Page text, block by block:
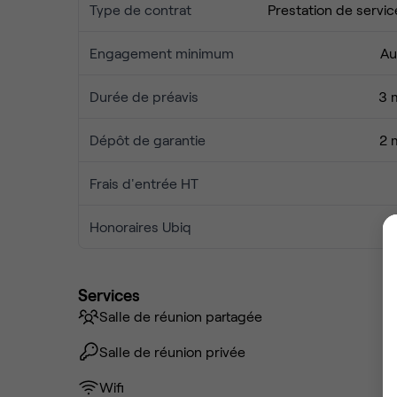
Type de contrat Prestation de
Engagement minimum
Durée de préavis 3
Dépôt de garantie 2
Frais d'entrée HT
Honoraires Ubiq
Services
Salle de réunion partagée
Salle de réunion privée
Wifi